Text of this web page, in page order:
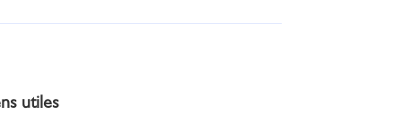
utiles